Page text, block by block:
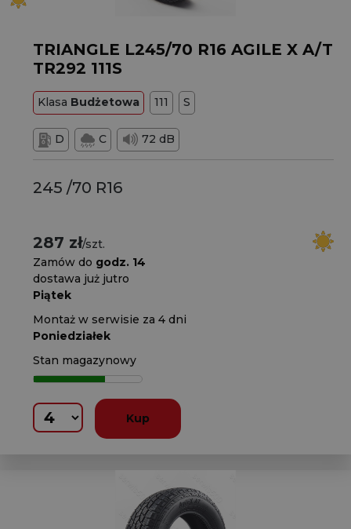
TRIANGLE L245/70 R16 AGILE X A/T
TR292 111S
Klasa Budżetowa 111 S
D C 72 dB
245 /70 R16
287 zł/szt.
Zamów do godz. 14
dostawa już jutro
Piątek
Montaż w serwisie za 4 dni
Poniedziałek
Stan magazynowy
Kup